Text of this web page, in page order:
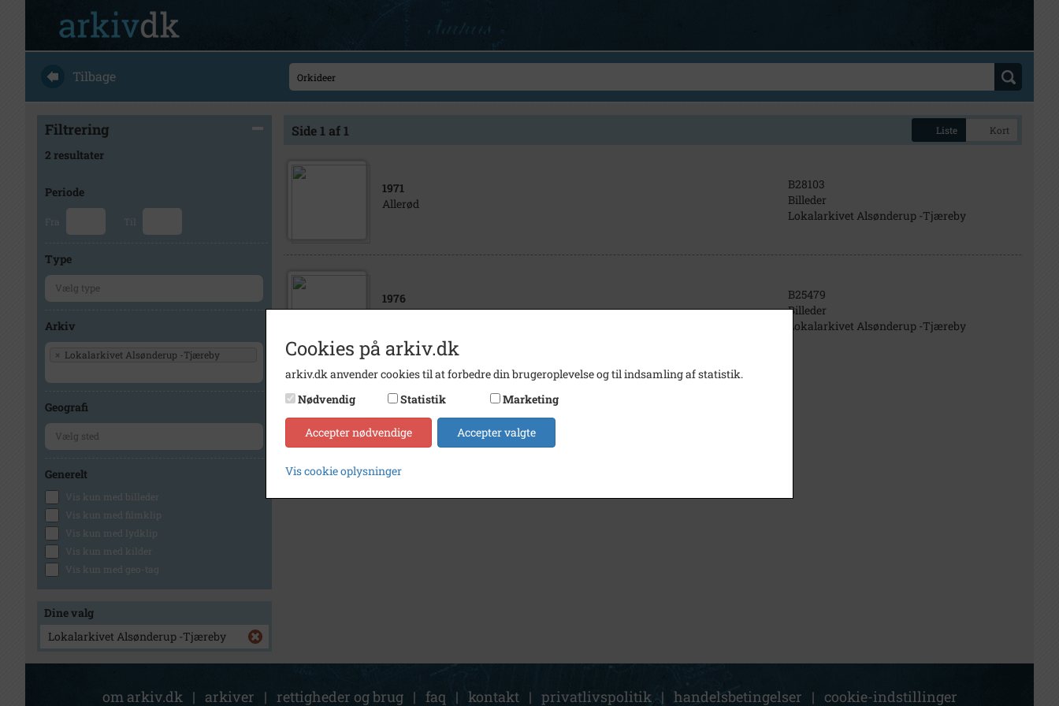
Tilbage
Filtrering
2 resultater
Periode
Fra Til
Type
Arkiv
× Lokalarkivet Alsønderup -Tjæreby
Geografi
Generelt
Vis kun med billeder
Vis kun med filmklip
Vis kun med lydklip
Vis kun med kilder
Vis kun med geo-tag
Dine valg
Lokalarkivet Alsønderup -Tjæreby
Side 1 af 1 Liste Kort
1971
Allerød
B28103
Billeder
Lokalarkivet Alsønderup -Tjæreby
1976
Christiansen, Hans, Orkidégartner, Hovedvejen, Fredensborg
B25479
Billeder
Lokalarkivet Alsønderup -Tjæreby
1
om arkiv.dk | arkiver | rettigheder og brug | faq | kontakt | privatlivspolitik | handelsbetingelser | cookie-indstillinger
Cookies på arkiv.dk
arkiv.dk anvender cookies til at forbedre din brugeroplevelse og til indsamling af statistik.
Nødvendig
Statistik Marketing
Accepter nødvendige Accepter valgte
Vis cookie oplysninger